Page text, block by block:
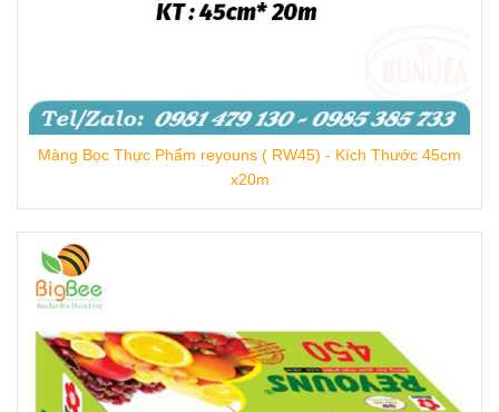
Màng Bọc Thực Phẩm reyouns ( RW45) - Kích Thước 45cm
x20m